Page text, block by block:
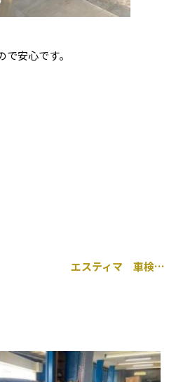
安心です。
エスティマ 車検 スタビロッド交換